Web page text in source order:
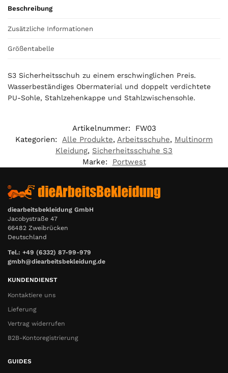
i
0
0
Beschreibung
Zusätzliche Informationen
Größentabelle
S3 Sicherheitsschuh zu einem erschwinglichen Preis.
Wasserbeständiges Obermaterial und doppelt verdichtete
PU-Sohle, Stahlzehenkappe und Stahlzwischensohle.
Artikelnummer:
FW03
Kategorien: Alle Produkte, Arbeitsschuhe, Multinorm
Kleidung, Sicherheitsschuhe S3
Marke:
Portwest
diearbeitsbekleidung GmbH
Jacobystraße 47
66482 Zweibrücken
Deutschland
Tel.: +49 (6332) 87-99-979
gmbh@diearbeitsbekleidung.de
KUNDENDIENST
Kontaktiere uns
Lieferung
Vertrag widerrufen
B2B-Kontoregistrierung
GUIDES